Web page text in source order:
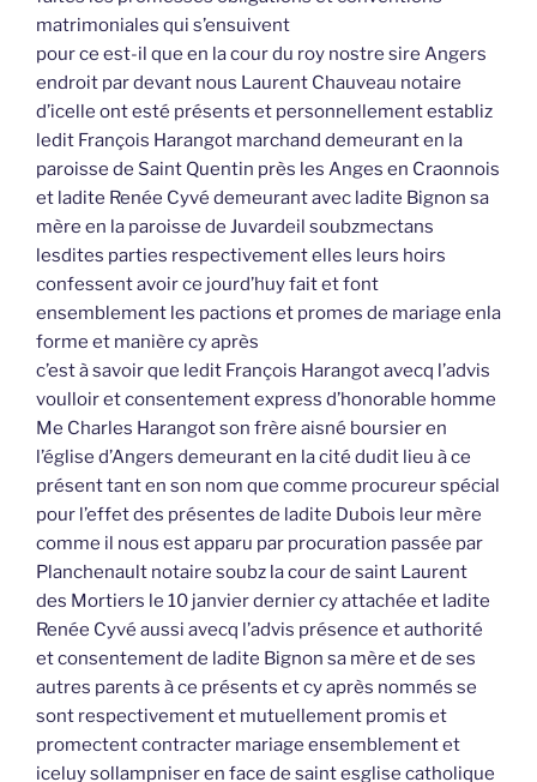
matrimoniales qui s’ensuivent
pour ce est-il que en la cour du roy nostre sire Angers
endroit par devant nous Laurent Chauveau notaire
d’icelle ont esté présents et personnellement establiz
ledit François Harangot marchand demeurant en la
paroisse de Saint Quentin près les Anges en Craonnois
et ladite Renée Cyvé demeurant avec ladite Bignon sa
mère en la paroisse de Juvardeil soubzmectans
lesdites parties respectivement elles leurs hoirs
confessent avoir ce jourd’huy fait et font
ensemblement les pactions et promes de mariage enla
forme et manière cy après
c’est à savoir que ledit François Harangot avecq l’advis
voulloir et consentement express d’honorable homme
Me Charles Harangot son frère aisné boursier en
l’église d’Angers demeurant en la cité dudit lieu à ce
présent tant en son nom que comme procureur spécial
pour l’effet des présentes de ladite Dubois leur mère
comme il nous est apparu par procuration passée par
Planchenault notaire soubz la cour de saint Laurent
des Mortiers le 10 janvier dernier cy attachée et ladite
Renée Cyvé aussi avecq l’advis présence et authorité
et consentement de ladite Bignon sa mère et de ses
autres parents à ce présents et cy après nommés se
sont respectivement et mutuellement promis et
promectent contracter mariage ensemblement et
iceluy sollampniser en face de saint esglise catholique